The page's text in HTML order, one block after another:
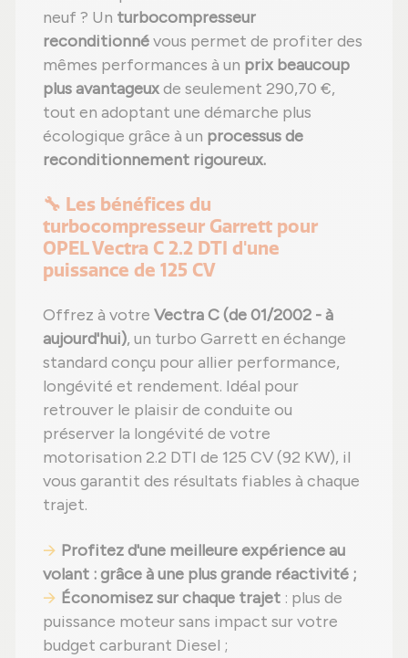
neuf ? Un turbocompresseur
reconditionnévous permet de profiter des
mêmes performances à un prix beaucoup
plus avantageuxde seulement 290,70 €,
tout en adoptant une démarche plus
écologique grâce à un processus de
reconditionnement rigoureux.
🔧 Les bénéfices du
turbocompresseur Garrett pour
OPEL Vectra C 2.2 DTI d'une
puissance de 125 CV
Offrez à votre Vectra C (de 01/2002 - à
aujourd'hui), un turbo Garrett en échange
standard conçu pour allier performance,
longévité et rendement. Idéal pour
retrouver le plaisir de conduite ou
préserver la longévité de votre
motorisation 2.2 DTI de 125 CV (92 KW), il
vous garantit des résultats fiables à chaque
trajet.
Profitez d'une meilleure expérience au
volant : grâce à une plus grande réactivité ;
Économisez sur chaque trajet : plus de
puissance moteur sans impact sur votre
budget carburant Diesel ;